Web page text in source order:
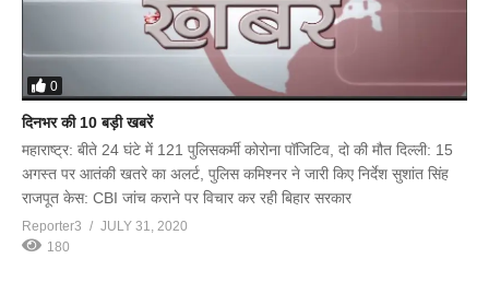
0
दिनभर की 10 बड़ी खबरें
महाराष्ट्र: बीते 24 घंटे में 121 पुलिसकर्मी कोरोना पॉजिटिव, दो की मौत दिल्ली: 15
अगस्त पर आतंकी खतरे का अलर्ट, पुलिस कमिश्नर ने जारी किए निर्देश सुशांत सिंह
राजपूत केस: CBI जांच कराने पर विचार कर रही बिहार सरकार
Reporter3
JULY 31, 2020
180